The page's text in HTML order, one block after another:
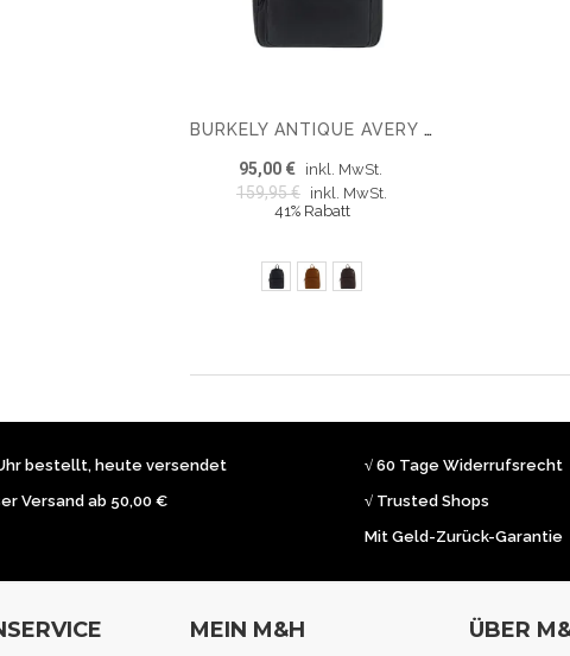
BURKELY ANTIQUE AVERY 14'' RUCKSACK
95,00 € inkl. MwSt.
159,95 € inkl. MwSt.
41% Rabatt
bestellt, heute versendet
Versand ab 50,00 €
√ 60 Tage Widerrufsrecht
√ Trusted Shops
Mit Geld-Zurück-Garantie
MEIN M&H ÜBER